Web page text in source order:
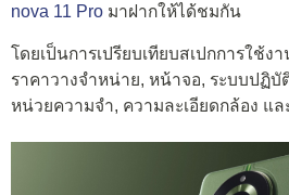
nova 11 Pro มาฝากให้ได้ชมกัน
โดยเป็นการเปรียบเทียบสเปกการใช้
ราคาวางจำหน่าย, หน้าจอ, ระบบปฏิบั
หน่วยความจำ, ความละเอียดกล้อง แ